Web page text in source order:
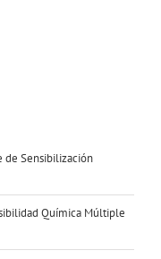
de Sensibilización
Química Múltiple